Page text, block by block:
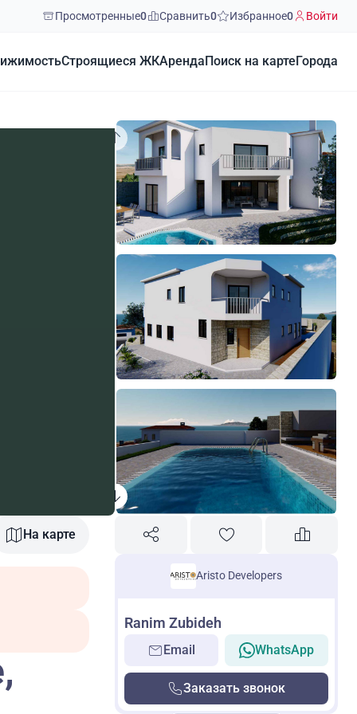
Просмотренные0 Сравнить0 Избранное0 Войти
Строящиеся ЖКАренда Поиск на карте Города
На карте
Aristo Developers
Ranim Zubideh
Email WhatsApp
Заказать звонок